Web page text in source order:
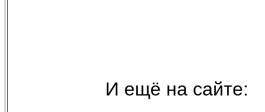
И ещё на сайте: